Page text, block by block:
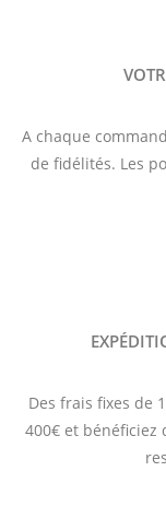
A chaque
de fidélités. Les
Des frais fixes de
400€ et bénéficiez